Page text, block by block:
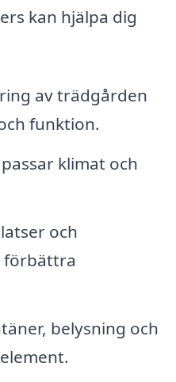
kan hjälpa dig
av trädgården
funktion.
klimat och
och
förbättra
belysning och